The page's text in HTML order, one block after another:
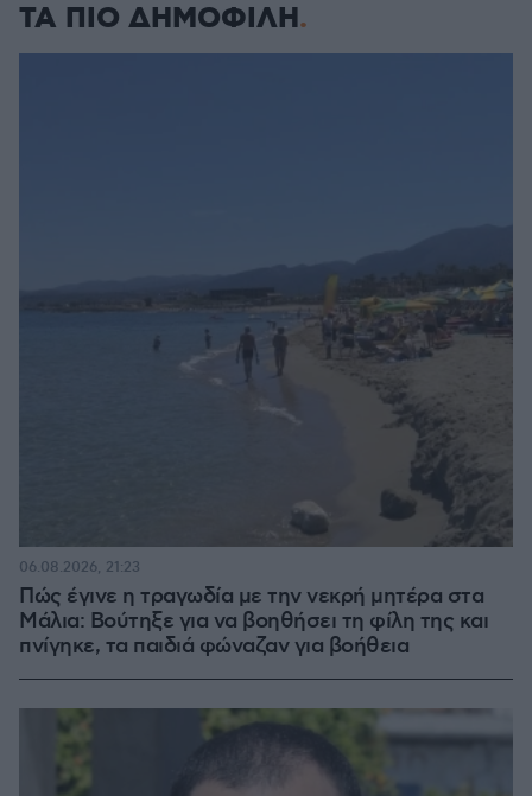
ΤΑ ΠΙΟ ΔΗΜΟΦΙΛΗ
Πώς έγινε η τραγωδία με την νεκρή μητέρα στα
Μάλια: Βούτηξε για να βοηθήσει τη φίλη της και
πνίγηκε, τα παιδιά φώναζαν για βοήθεια
06.08.2026, 21:23